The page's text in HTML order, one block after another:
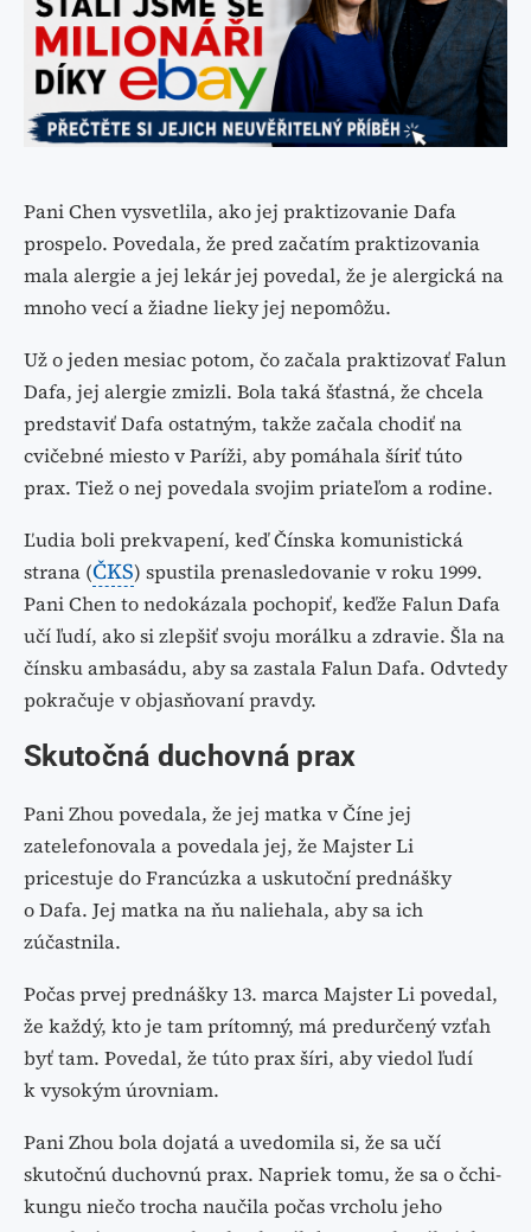
Pani Chen vysvetlila, ako jej praktizovanie Dafa
prospelo. Povedala, že pred začatím praktizovania
mala alergie a jej lekár jej povedal, že je alergická na
mnoho vecí a žiadne lieky jej nepomôžu.
Už o jeden mesiac potom, čo začala praktizovať Falun
Dafa, jej alergie zmizli. Bola taká šťastná, že chcela
predstaviť Dafa ostatným, takže začala chodiť na
cvičebné miesto v Paríži, aby pomáhala šíriť túto
prax. Tiež o nej povedala svojim priateľom a rodine.
Ľudia boli prekvapení, keď Čínska komunistická
strana (ČKS) spustila prenasledovanie v roku 1999.
Pani Chen to nedokázala pochopiť, keďže Falun Dafa
učí ľudí, ako si zlepšiť svoju morálku a zdravie. Šla na
čínsku ambasádu, aby sa zastala Falun Dafa. Odvtedy
pokračuje v objasňovaní pravdy.
Skutočná duchovná prax
Pani Zhou povedala, že jej matka v Číne jej
zatelefonovala a povedala jej, že Majster Li
pricestuje do Francúzka a uskutoční prednášky
o Dafa. Jej matka na ňu naliehala, aby sa ich
zúčastnila.
Počas prvej prednášky 13. marca Majster Li povedal,
že každý, kto je tam prítomný, má predurčený vzťah
byť tam. Povedal, že túto prax šíri, aby viedol ľudí
k vysokým úrovniam.
Pani Zhou bola dojatá a uvedomila si, že sa učí
skutočnú duchovnú prax. Napriek tomu, že sa o čchi-
kungu niečo trocha naučila počas vrcholu jeho